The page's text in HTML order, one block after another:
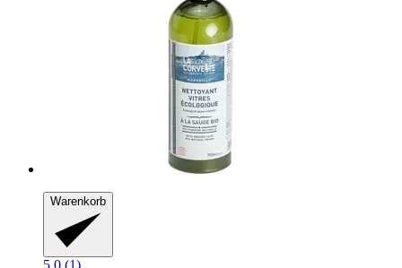
Warenkorb
5.0 (1)